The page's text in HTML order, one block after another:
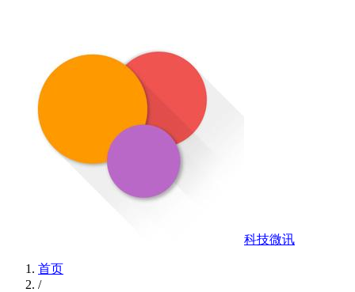
科技微讯
首页
/